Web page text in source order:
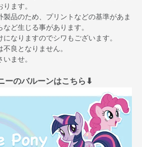
ます。
製品のため、プリントなどの基準があま
ど生じる事があります。
なりますのでシワもございます。
良となりません。
ませ。
ーのバルーンはこちら⬇︎